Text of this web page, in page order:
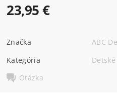
23,95 €
Značka
ABC
Kategória
Otázka